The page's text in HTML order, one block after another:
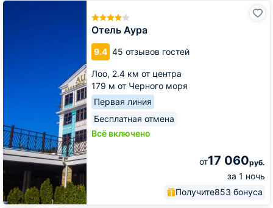
Отель Аура
9.4 45 отзывов гостей
Лоо, 2.4 км от центра
179 м от Черного моря
Первая линия
Бесплатная отмена
Всё включено
от17 060руб.
за 1 ночь
Получите853 бонуса
Отель